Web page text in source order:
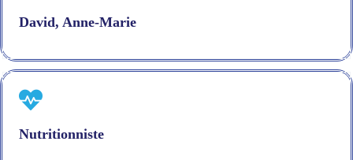
David, Anne-Marie
Nutritionniste